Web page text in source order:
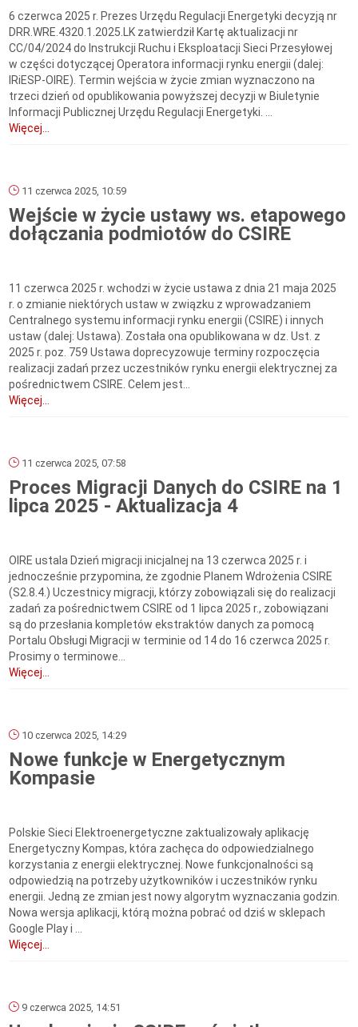
6 czerwca 2025 r. Prezes Urzędu Regulacji Energetyki decyzją nr
DRR.WRE.4320.1.2025.LK zatwierdził Kartę aktualizacji nr
CC/04/2024 do Instrukcji Ruchu i Eksploatacji Sieci Przesyłowej
w części dotyczącej Operatora informacji rynku energii (dalej:
IRiESP-OIRE). Termin wejścia w życie zmian wyznaczono na
trzeci dzień od opublikowania powyższej decyzji w Biuletynie
Informacji Publicznej Urzędu Regulacji Energetyki. ...
Więcej...
11 czerwca 2025, 10:59
Wejście w życie ustawy ws. etapowego
dołączania podmiotów do CSIRE
11 czerwca 2025 r. wchodzi w życie ustawa z dnia 21 maja 2025
r. o zmianie niektórych ustaw w związku z wprowadzaniem
Centralnego systemu informacji rynku energii (CSIRE) i innych
ustaw (dalej: Ustawa). Została ona opublikowana w dz. Ust. z
2025 r. poz. 759 Ustawa doprecyzowuje terminy rozpoczęcia
realizacji zadań przez uczestników rynku energii elektrycznej za
pośrednictwem CSIRE. Celem jest...
Więcej...
11 czerwca 2025, 07:58
Proces Migracji Danych do CSIRE na 1
lipca 2025 - Aktualizacja 4
OIRE ustala Dzień migracji inicjalnej na 13 czerwca 2025 r. i
jednocześnie przypomina, że zgodnie Planem Wdrożenia CSIRE
(S2.8.4.) Uczestnicy migracji, którzy zobowiązali się do realizacji
zadań za pośrednictwem CSIRE od 1 lipca 2025 r., zobowiązani
są do przesłania kompletów ekstraktów danych za pomocą
Portalu Obsługi Migracji w terminie od 14 do 16 czerwca 2025 r.
Prosimy o terminowe...
Więcej...
10 czerwca 2025, 14:29
Nowe funkcje w Energetycznym
Kompasie
Polskie Sieci Elektroenergetyczne zaktualizowały aplikację
Energetyczny Kompas, która zachęca do odpowiedzialnego
korzystania z energii elektrycznej. Nowe funkcjonalności są
odpowiedzią na potrzeby użytkowników i uczestników rynku
energii. Jedną ze zmian jest nowy algorytm wyznaczania godzin.
Nowa wersja aplikacji, którą można pobrać od dziś w sklepach
Google Play i ...
Więcej...
9 czerwca 2025, 14:51